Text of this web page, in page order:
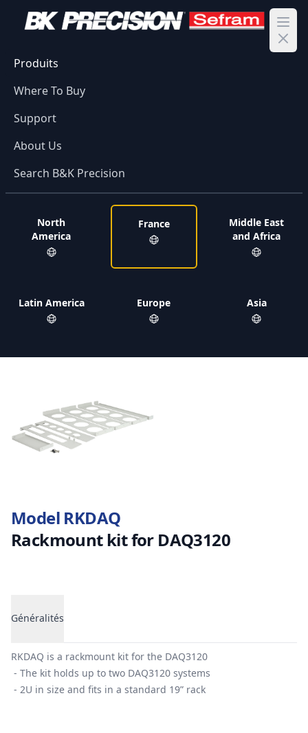
Produits
Where To Buy
Support
About Us
Search B&K Precision
North
America
Latin America
France
Europe
Middle East
and Africa
Asia
Model RKDAQ
Rackmount kit for DAQ3120
Généralités
Généralités
RKDAQ is a rackmount kit for the DAQ3120
- The kit holds up to two DAQ3120 systems
- 2U in size and fits in a standard 19” rack